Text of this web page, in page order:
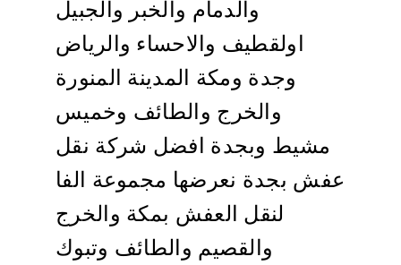
والدمام والخبر والجبيل
اولقطيف والاحساء والرياض
وجدة ومكة المدينة المنورة
والخرج والطائف وخميس
مشيط وبجدة افضل شركة نقل
عفش بجدة نعرضها مجموعة الفا
لنقل العفش بمكة والخرج
والقصيم والطائف وتبوك